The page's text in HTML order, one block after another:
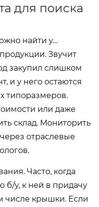
для поиска
найти у…
Звучит
закупил слишком
и у него остаются
типоразмеров.
или даже
склад. Мониторить
отраслевые
Часто, когда
у, к ней в придачу
числе крышки. Если